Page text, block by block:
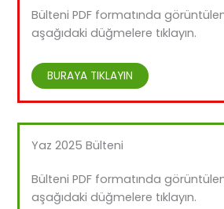
Bülteni PDF formatında
aşağıdaki düğmelere tıklayın.
BURAYA TIKLAYIN
Yaz 2025 Bülteni
Bülteni PDF formatında
aşağıdaki düğmelere tıklayın.